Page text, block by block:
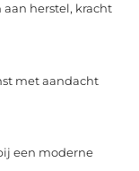
aan herstel, kracht
met aandacht
een moderne